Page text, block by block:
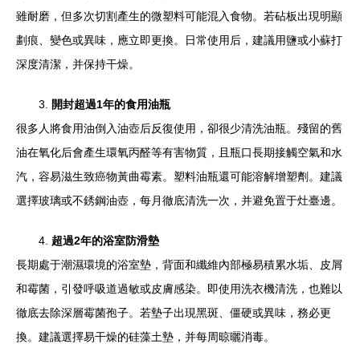
雖耐磨，但多次切割產生的微塑料可能混入食物。若砧板出現明顯
劃痕、變色或異味，應立即更換。日常使用后，建議用鹽或小蘇打
深度清潔，并保持干燥。
3.
開封超過1年的食用油瓶
很多人將食用油倒入油壺后反復使用，卻很少清洗油瓶。殘留的舊
油在氧化后會產生環氧丙醛等有害物質，且瓶口長期接觸空氣和水
汽，容易滋生致癌物黃曲霉素。塑料油瓶還可能溶解增塑劑。建議
選擇玻璃或不銹鋼油壺，每月徹底清洗一次，并避免置于灶臺邊。
4. 超過2年的浴室防滑墊
長期處于潮濕環境的浴室墊，背面和纖維內部極易積累水垢、皮屑
和霉菌，引發呼吸道過敏或皮膚感染。即使用洗衣機清洗，也難以
徹底去除深層霉菌孢子。若墊子出現黑斑、僵硬或異味，務必更
換。建議選擇易干燥的硅藻土墊，并每周晾曬消毒。